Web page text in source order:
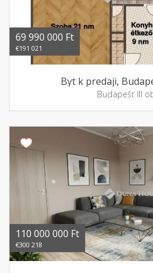
69 990 000 Ft
€191 021
Byt k predaji,
Budapešť III
110 000 000 Ft
€300 218